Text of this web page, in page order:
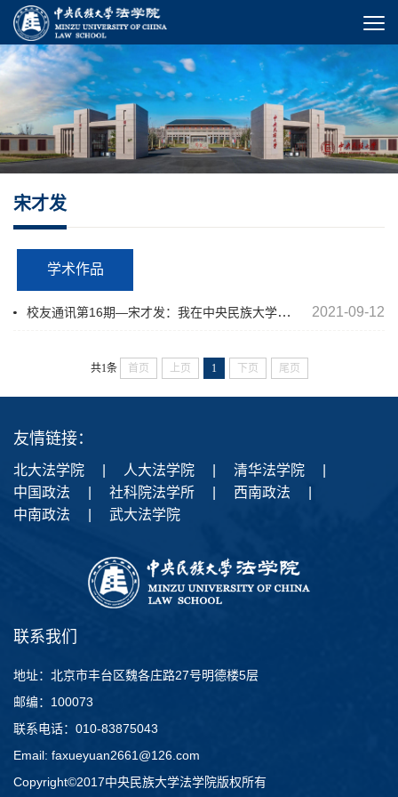
宋才发
学术作品
校友通讯第16期—宋才发：我在中央民族大学法学院 2021-09-12
共1条 首页 上页 1 下页 尾页
友情链接：
北大法学院 人大法学院 清华法学院
中国政法
社科院法学所 西南政法
中南政法
武大法学院
联系我们
地址：北京市丰台区魏各庄路27号明德楼5层
邮编：100073
联系电话：010-83875043
Email: faxueyuan2661@126.com
Copyright©2017中央民族大学法学院版权所有